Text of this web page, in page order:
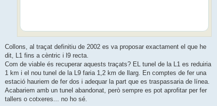
Collons, al traçat definitiu de 2002 es va proposar exactament el que he
dit, L1 fins a cèntric i l9 recta.
Com de viable és recuperar aquests traçats? EL tunel de la L1 es reduiria
1 km i el nou tunel de la L9 faria 1,2 km de llarg. En comptes de fer una
estació hauriem de fer dos i adequar la part que es traspassaria de línea.
Acabariem amb un tunel abandonat, però sempre es pot aprofitar per fer
tallers o cotxeres... no ho sé.